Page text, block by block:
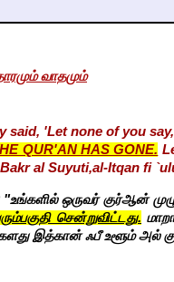
வாதமும்
said, 'Let none of you
QUR'AN HAS GONE.
al Suyuti,al-Itqan fi
"உங்களில் ஒருவர் குர்ஆன்
சென்றுவிட்டது.
இத்கான் ஃபீ உளூம் அல்